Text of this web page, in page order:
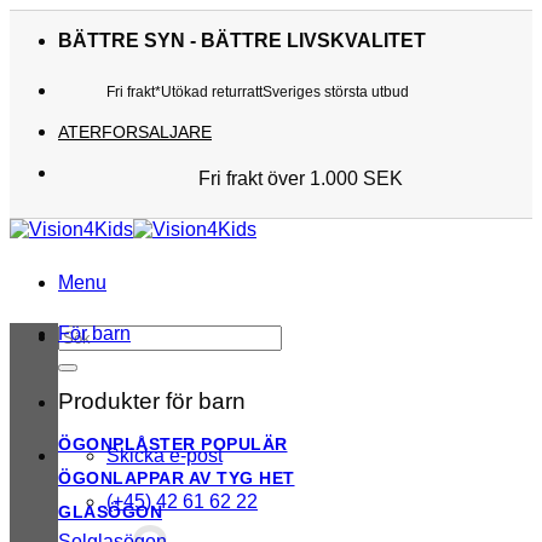
BÄTTRE SYN - BÄTTRE LIVSKVALITET
Fri frakt*Utökad returrattSveriges största utbud
ATERFORSALJARE
Fri frakt över 1.000 SEK
Kunderna älskar oss
Utökad returratt
Sveriges största utbud
Menu
Sök
efter:
Skicka e-post
(+45) 42 61 62 22
För barn
Produkter för barn
ÖGONPLÅSTER
ÖGONLAPPAR AV TYG
GLASÖGON